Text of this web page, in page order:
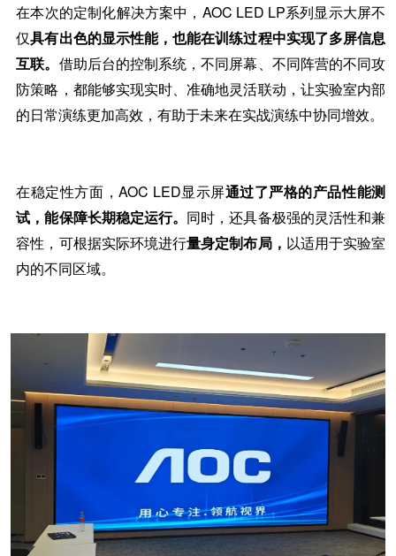
在本次的定制化解决方案中， AOC LED LP系列显示大屏不
仅具有出色的显示性能，也能在训练过程中实现了多屏信息
互联。 借助后台的控制系统，不同屏幕、不同阵营的不同攻
防策略，都能够实现实时、准确地灵活联动，让实验室内部
的日常演练更加高效，有助于未来在实战演练中协同增效。
在稳定性方面，AOC LED显示屏通过了严格的产品性能测
试，能保障长期稳定运行。 同时，还具备极强的灵活性和兼
容性，可根据实际环境进行量身定制布局， 以适用于实验室
内的不同区域。